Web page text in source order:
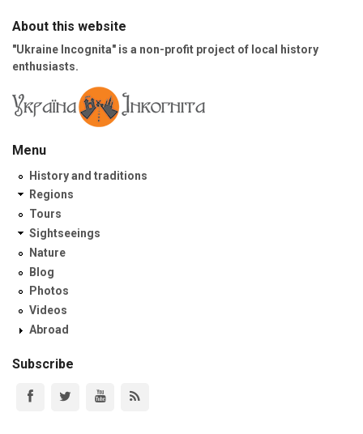
About this website
"Ukraine Incognita" is a non-profit project of local history
enthusiasts.
Menu
History and traditions
Regions
Tours
Sightseeings
Nature
Blog
Photos
Videos
Abroad
Subscribe